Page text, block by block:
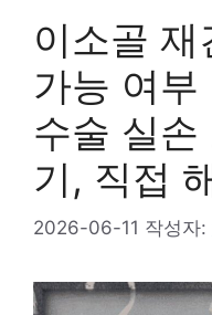
이소골 재
가능 여
수술 실손
기, 직접
2026-06-11 작성자: